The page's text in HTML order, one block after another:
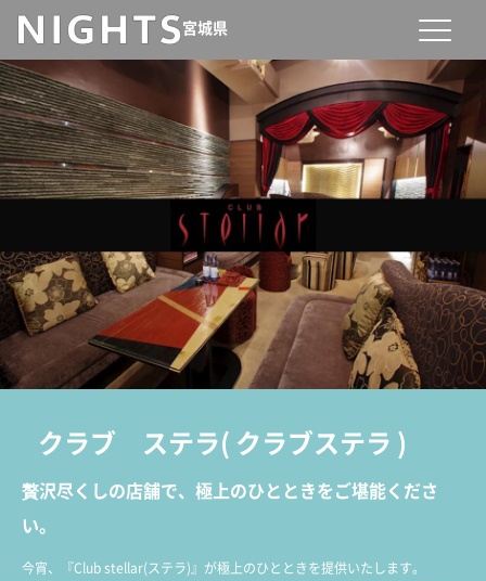
宮城県
クラブ ステラ( クラブステラ )
贅沢尽くしの店舗で、極上のひとときをご堪能くださ
い。
今宵、『Club stellar(ステラ)』が極上のひとときを提供いたします。